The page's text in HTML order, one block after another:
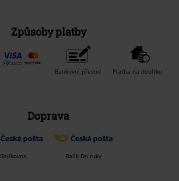
Způsoby platby
Bankovní převod Platba na dobírku
Doprava
Balíkovna Balík Do ruky